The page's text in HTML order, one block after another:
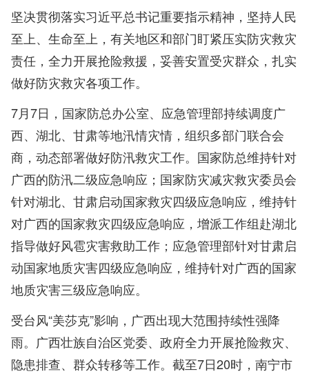
坚决贯彻落实习近平总书记重要指示精神，坚持人民
至上、生命至上，有关地区和部门盯紧压实防灾救灾
责任，全力开展抢险救援，妥善安置受灾群众，扎实
做好防灾救灾各项工作。
7月7日，国家防总办公室、应急管理部持续调度广
西、湖北、甘肃等地汛情灾情，组织多部门联合会
商，动态部署做好防汛救灾工作。国家防总维持针对
广西的防汛二级应急响应；国家防灾减灾救灾委员会
针对湖北、甘肃启动国家救灾四级应急响应，维持针
对广西的国家救灾四级应急响应，增派工作组赴湖北
指导做好风雹灾害救助工作；应急管理部针对甘肃启
动国家地质灾害四级应急响应，维持针对广西的国家
地质灾害三级应急响应。
受台风“美莎克”影响，广西出现大范围持续性强降
雨。广西壮族自治区党委、政府全力开展抢险救灾、
隐患排查、群众转移等工作。截至7日20时，南宁市